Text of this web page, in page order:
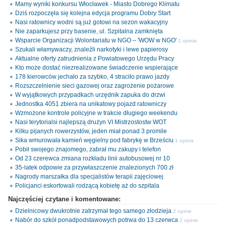
Mamy wyniki konkursu Włocławek - Miasto Dobrego Klimatu
Dziś rozpoczęła się kolejna edycja programu Dobry Start
Nasi ratownicy wodni są już gotowi na sezon wakacyjny
Nie zaparkujesz przy basenie, ul. Szpitalna zamknięta
Wsparcie Organizacji Wolontariatu w NGO – 'WOW w NGO' 1 opinia
Szukali włamywaczy, znaleźli narkotyki i lewe papierosy
Aktualne oferty zatrudnienia z Powiatowego Urzędu Pracy
Kto może dostać niezrealizowane świadczenie wspierające
178 kierowców jechało za szybko, 4 straciło prawo jazdy
Rozszczelnienie sieci gazowej oraz zagrożenie pożarowe
W wyjątkowych przypadkach urzędnik zapuka do drzwi
Jednostka 4051 zbiera na unikatowy pojazd ratowniczy
Wzmożone kontrole policyjne w trakcie długiego weekendu
Nasi terytorialsi najlepszą drużyn VI Mistrzostostw WOT
Kilku pijanych rowerzystów, jeden miał ponad 3 promile
Sika wmurowała kamień węgielny pod fabrykę w Brześciu 1 opinia
Pobił swojego znajomego, zabrał mu zakupy i telefon
Od 23 czerewca zmiana rozkładu linii autobusowej nr 10
35-latek odpowie za przywłaszczenie znalezionych 700 zł
Nagrody marszałka dla specjalistów terapii zajęciowej
Policjanci eskortowali rodzącą kobietę aż do szpitala
Najczęściej czytane i komentowane:
Dzielnicowy dwukrotnie zatrzymał tego samego złodzieja 2 opinie
Nabór do szkół ponadpodstawowych potrwa do 13 czerwca 2 opinie